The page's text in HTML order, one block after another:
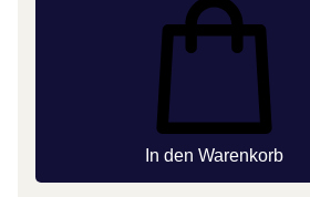
In den Warenkorb